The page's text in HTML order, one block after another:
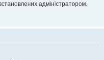
адміністратором.